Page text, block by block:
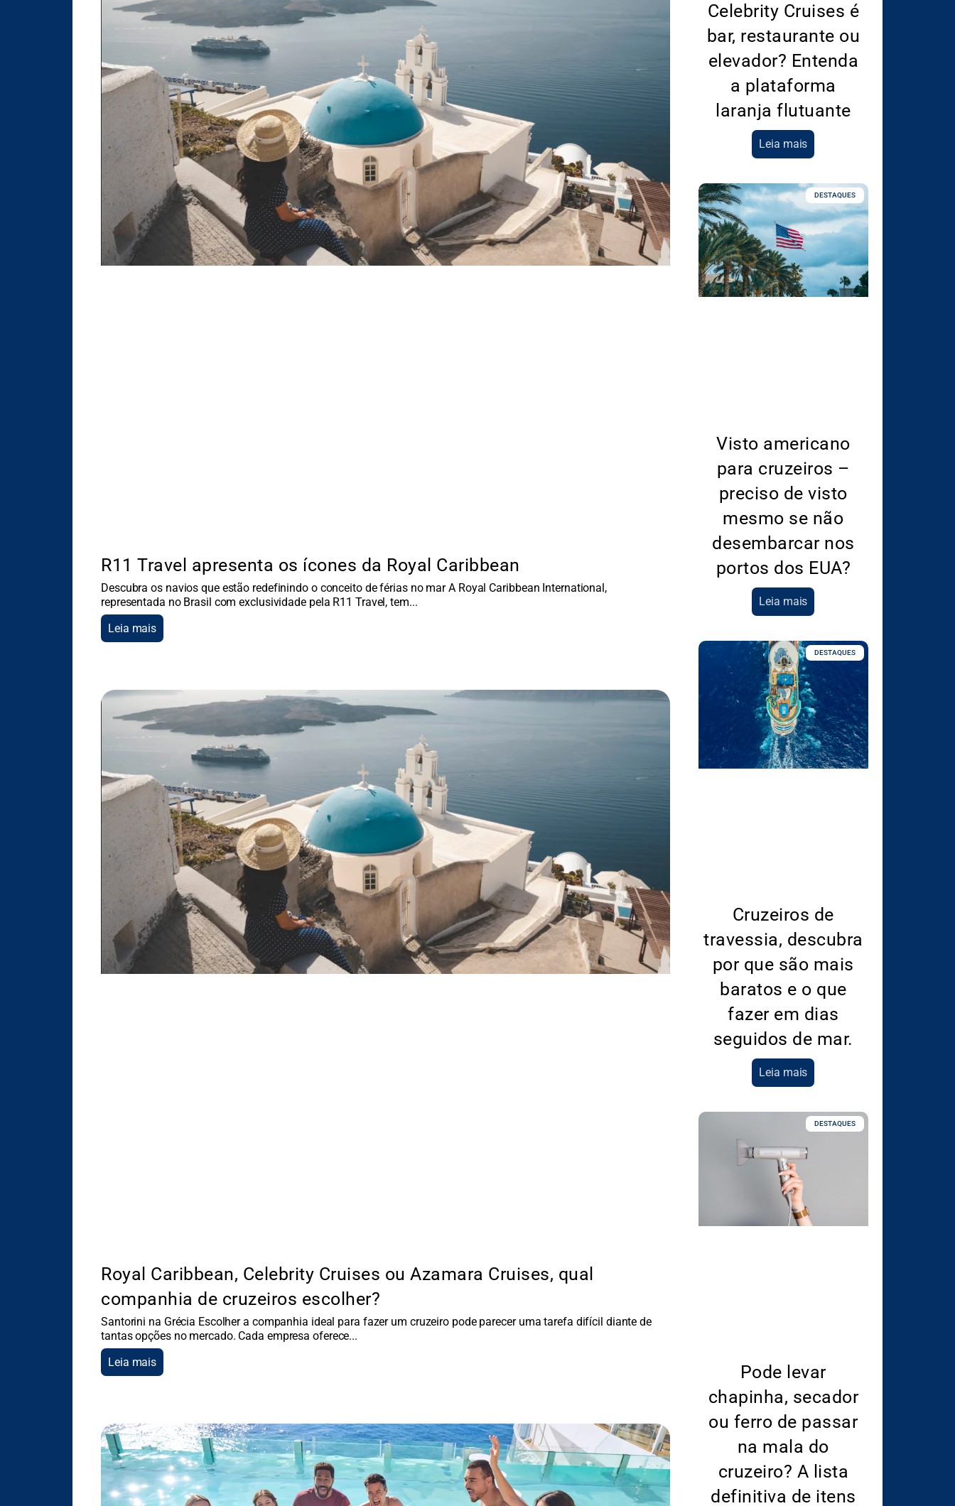
R11 Travel apresenta os ícones da Royal Caribbean
Descubra os navios que estão redefinindo o conceito de férias no mar A Royal Caribbean International,
representada no Brasil com exclusividade pela R11 Travel, tem
Leia mais
Royal Caribbean, Celebrity Cruises ou Azamara Cruises, qual
companhia de cruzeiros escolher?
Santorini na Grécia Escolher a companhia ideal para fazer um cruzeiro pode parecer uma tarefa difícil diante de
tantas opções no mercado. Cada empresa oferece
Leia mais
Celebrity Cruises é
bar, restaurante ou
elevador? Entenda
a plataforma
laranja flutuante
Leia mais
DESTAQUES
Visto americano
para cruzeiros –
preciso de visto
mesmo se não
desembarcar nos
portos dos EUA?
Leia mais
DESTAQUES
Cruzeiros de
travessia, descubra
por que são mais
baratos e o que
fazer em dias
seguidos de mar.
Leia mais
DESTAQUES
Pode levar
chapinha, secador
ou ferro de passar
na mala do
cruzeiro? A lista
definitiva de itens